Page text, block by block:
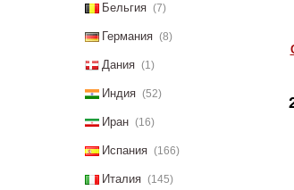
Бельгия (7)
Германия (8)
Дания (1)
Индия (52)
Иран (16)
Испания (166)
Италия (145)